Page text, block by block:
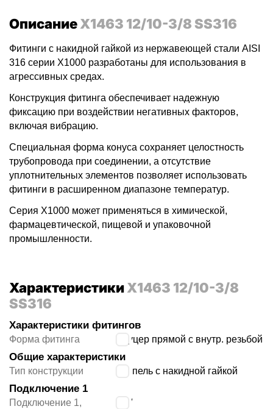
ОписаниеX1463 12/10-3/8 SS316
Фитинги с накидной гайкой из нержавеющей стали AISI
316 серии X1000 разработаны для использования в
агрессивных средах.
Конструкция фитинга обеспечивает надежную
фиксацию при воздействии негативных факторов,
включая вибрацию.
Специальная форма конуса сохраняет целостность
трубопровода при соединении, а отсутствие
уплотнительных элементов позволяет использовать
фитинги в расширенном диапазоне температур.
Серия X1000 может применяться в химической,
фармацевтической, пищевой и упаковочной
промышленности.
ХарактеристикиX1463 12/10-3/8
SS316
Характеристики фитингов
Форма фитинга штуцер прямой с внутр. резьбой
Общие характеристики
Тип конструкции ниппель с накидной гайкой
Подключение 1
Подключение 1,
3/8″